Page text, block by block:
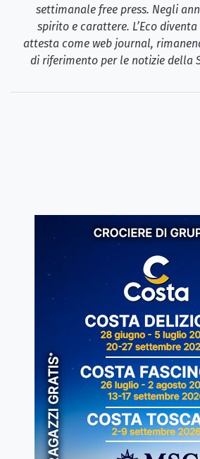
settimanale free press. Negli
spirito e carattere. L’Eco
attesta come web journal,
di riferimento per le notizie della